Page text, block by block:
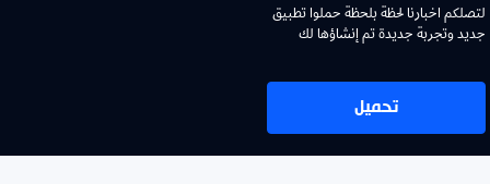
لتصلكم اخبارنا لحظة بلحظة حملوا تطبيق
جديد وتجربة جديدة تم إنشاؤها لك
تحميل